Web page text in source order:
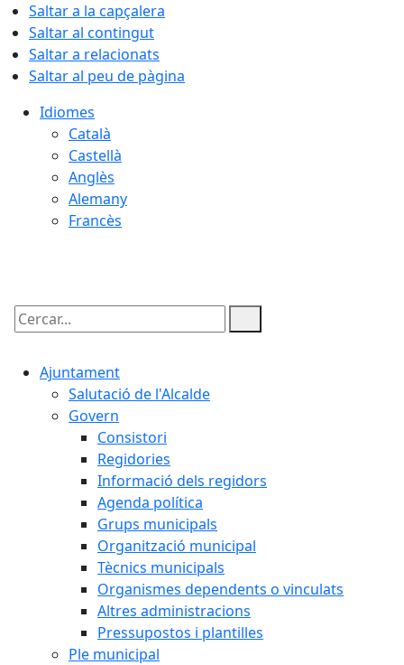
Saltar a la capçalera
Saltar al contingut
Saltar a relacionats
Saltar al peu de pàgina
Idiomes
Català
Castellà
Anglès
Alemany
Francès
Cercar:
Ajuntament
Salutació de l'Alcalde
Govern
Consistori
Regidories
Informació dels regidors
Agenda política
Grups municipals
Organització municipal
Tècnics municipals
Organismes dependents o vinculats
Altres administracions
Pressupostos i plantilles
Ple municipal